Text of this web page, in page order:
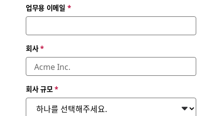
업무용 이메일 *
회사*
회사 규모*